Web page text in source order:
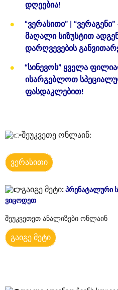
დღეებია!
“ვერასითი” |
მაღალი სიზუსტით
დარღვევების
“სინევოს” ყველა
ისარგებლოთ
ფასდაკლებით!
შეუკვეთე ონლაინ:
ვერასითი
გაიგე მეტი: პრენატალური
ვიცოდეთ
შეუკვეთეთ ანალიზები ონლაინ
გაიგე მეტი